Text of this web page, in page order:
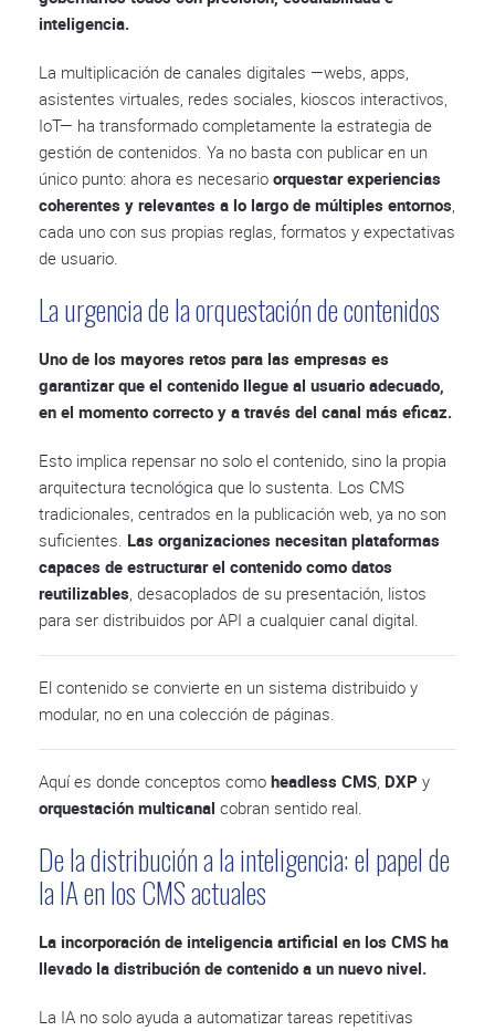
inteligencia.
La multiplicación de canales digitales —webs, apps,
asistentes virtuales, redes sociales, kioscos interactivos,
IoT— ha transformado completamente la estrategia de
gestión de contenidos. Ya no basta con publicar en un
único punto: ahora es necesario orquestar experiencias
coherentes y relevantes a lo largo de múltiples entornos,
cada uno con sus propias reglas, formatos y expectativas
de usuario.
La urgencia de la orquestación de contenidos
Uno de los mayores retos para las empresas es
garantizar que el contenido llegue al usuario adecuado,
en el momento correcto y a través del canal más eficaz.
Esto implica repensar no solo el contenido, sino la propia
arquitectura tecnológica que lo sustenta. Los CMS
tradicionales, centrados en la publicación web, ya no son
suficientes. Las organizaciones necesitan plataformas
capaces de estructurar el contenido como datos
reutilizables, desacoplados de su presentación, listos
para ser distribuidos por API a cualquier canal digital.
El contenido se convierte en un sistema distribuido y
modular, no en una colección de páginas.
Aquí es donde conceptos como headless CMS, DXP y
orquestación multicanal cobran sentido real.
De la distribución a la inteligencia: el papel de
la IA en los CMS actuales
La incorporación de inteligencia artificial en los CMS ha
llevado la distribución de contenido a un nuevo nivel.
La IA no solo ayuda a automatizar tareas repetitivas